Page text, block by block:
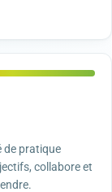
de pratique
collabore et